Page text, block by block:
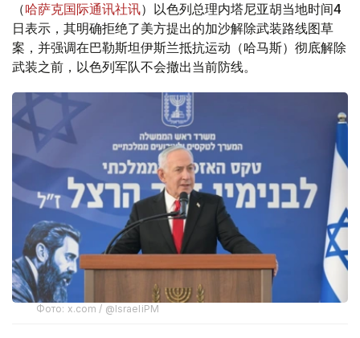
（哈萨克国际通讯社讯）以色列总理内塔尼亚胡当地时间4
日表示，其明确拒绝了美方提出的加沙解除武装路线图草
案，并强调在巴勒斯坦伊斯兰抵抗运动（哈马斯）彻底解除
武装之前，以色列军队不会撤出当前防线。
Фото: x.com / @IsraeliPM